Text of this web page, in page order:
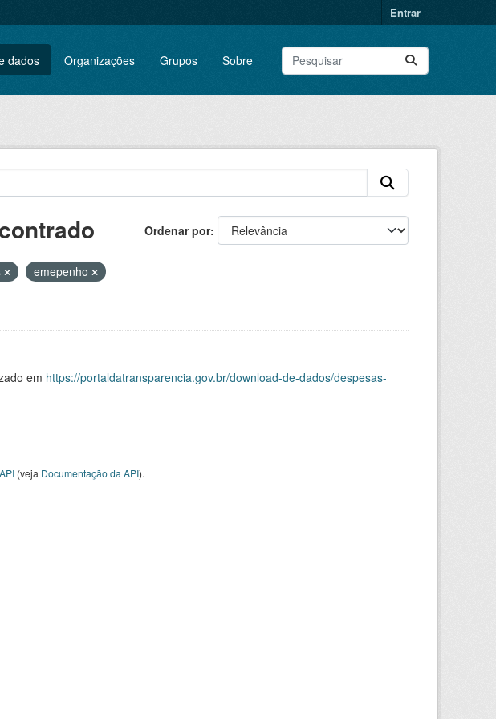
Entrar
dados Organizações Grupos Sobre
Ordenar por
emepenho
em https://portaldatransparencia.gov.br/download-de-dados/despesas-
API(veja Documentação da API).